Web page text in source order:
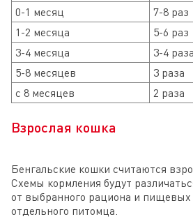
0-1 месяц
7-8 раз
1-2 месяца
5-6 раз
3-4 месяца
3-4 раза
5-8 месяцев
3 раза
с 8 месяцев
2 раза
Взрослая кошка
Бенгальские кошки считаются
Схемы кормления будут
от выбранного рациона и
отдельного питомца.